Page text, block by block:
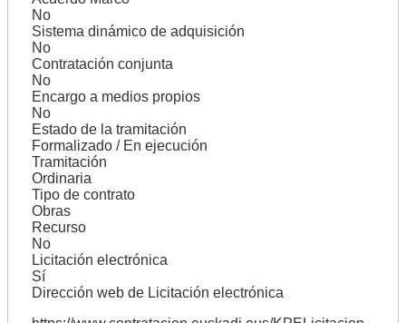
No
Sistema dinámico de adquisición
No
Contratación conjunta
No
Encargo a medios propios
No
Estado de la tramitación
Formalizado / En ejecución
Tramitación
Ordinaria
Tipo de contrato
Obras
Recurso
No
Licitación electrónica
Sí
Dirección web de Licitación electrónica